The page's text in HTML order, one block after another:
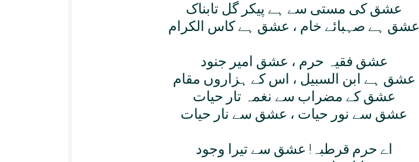
عشق کی مستی سے ہے پيکر گل تابناک
عشق ہے صہبائے خام ، عشق ہے کاس الکرام
عشق فقيہ حرم ، عشق امير جنود
عشق ہے ابن السبيل ، اس کے ہزاروں مقام
عشق کے مضراب سے نغمہ تار حيات
عشق سے نور حيات ، عشق سے نار حيات
اے حرم قرطبہ! عشق سے تيرا وجود